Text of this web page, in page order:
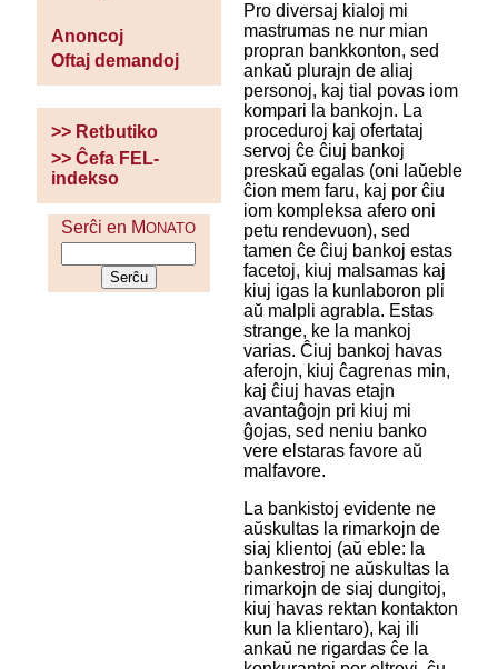
Anoncoj
Oftaj demandoj
>> Retbutiko
>> Ĉefa FEL-
indekso
Serĉi en MONATO
Pro diversaj kialoj mi
mastrumas ne nur mian
propran bankkonton, sed
ankaŭ plurajn de aliaj
personoj, kaj tial povas iom
kompari la bankojn. La
proceduroj kaj ofertataj
servoj ĉe ĉiuj bankoj
preskaŭ egalas (oni laŭeble
ĉion mem faru, kaj por ĉiu
iom kompleksa afero oni
petu rendevuon), sed
tamen ĉe ĉiuj bankoj estas
facetoj, kiuj malsamas kaj
kiuj igas la kunlaboron pli
aŭ malpli agrabla. Estas
strange, ke la mankoj
varias. Ĉiuj bankoj havas
aferojn, kiuj ĉagrenas min,
kaj ĉiuj havas etajn
avantaĝojn pri kiuj mi
ĝojas, sed neniu banko
vere elstaras favore aŭ
malfavore.
La bankistoj evidente ne
aŭskultas la rimarkojn de
siaj klientoj (aŭ eble: la
bankestroj ne aŭskultas la
rimarkojn de siaj dungitoj,
kiuj havas rektan kontakton
kun la klientaro), kaj ili
ankaŭ ne rigardas ĉe la